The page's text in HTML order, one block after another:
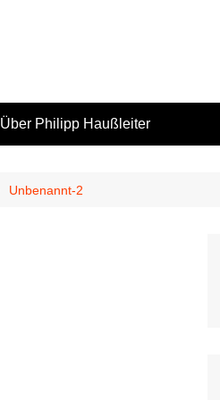
Über Philipp Haußleiter
Unbenannt-2